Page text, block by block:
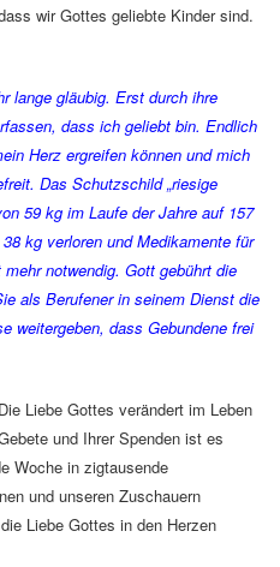
wir Gottes geliebte Kinder sind.
lange gläubig. Erst durch ihre
dass ich geliebt bin. Endlich
Herz ergreifen können und mich
Das Schutzschild „riesige
59 kg im Laufe der Jahre auf 157
kg verloren und Medikamente für
notwendig. Gott gebührt die
als Berufener in seinem Dienst die
weitergeben, dass Gebundene frei
Die Liebe Gottes verändert im Leben
und Ihrer Spenden ist es
Woche in zigtausende
und unseren Zuschauern
Liebe Gottes in den Herzen